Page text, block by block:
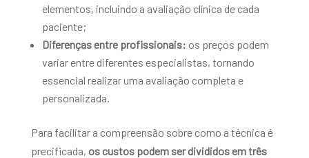
elementos, incluindo a avaliação clínica de cada
paciente;
Diferenças entre profissionais: os preços podem
variar entre diferentes especialistas, tornando
essencial realizar uma avaliação completa e
personalizada.
Para facilitar a compreensão sobre como a técnica é
precificada, os custos podem ser divididos em três